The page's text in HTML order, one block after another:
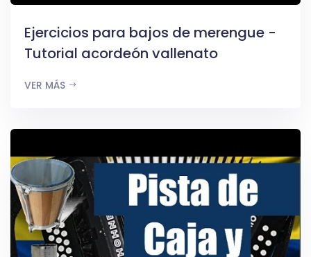
Ejercicios para bajos de merengue -
Tutorial acordeón vallenato
VER MÁS